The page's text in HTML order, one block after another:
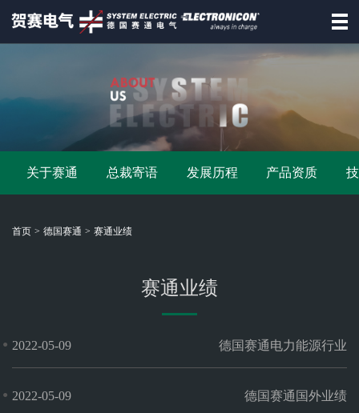
德国赛通
赛通产品
资讯动态
国
通
ELECTRONICON
关于赛通 总裁寄语 发展历程 产品资质
首页 > 德国赛通 > 赛通业绩
赛通业绩
● 2022-05-09 德国赛通电力能源行业
● 2022-05-09 德国赛通国外业绩